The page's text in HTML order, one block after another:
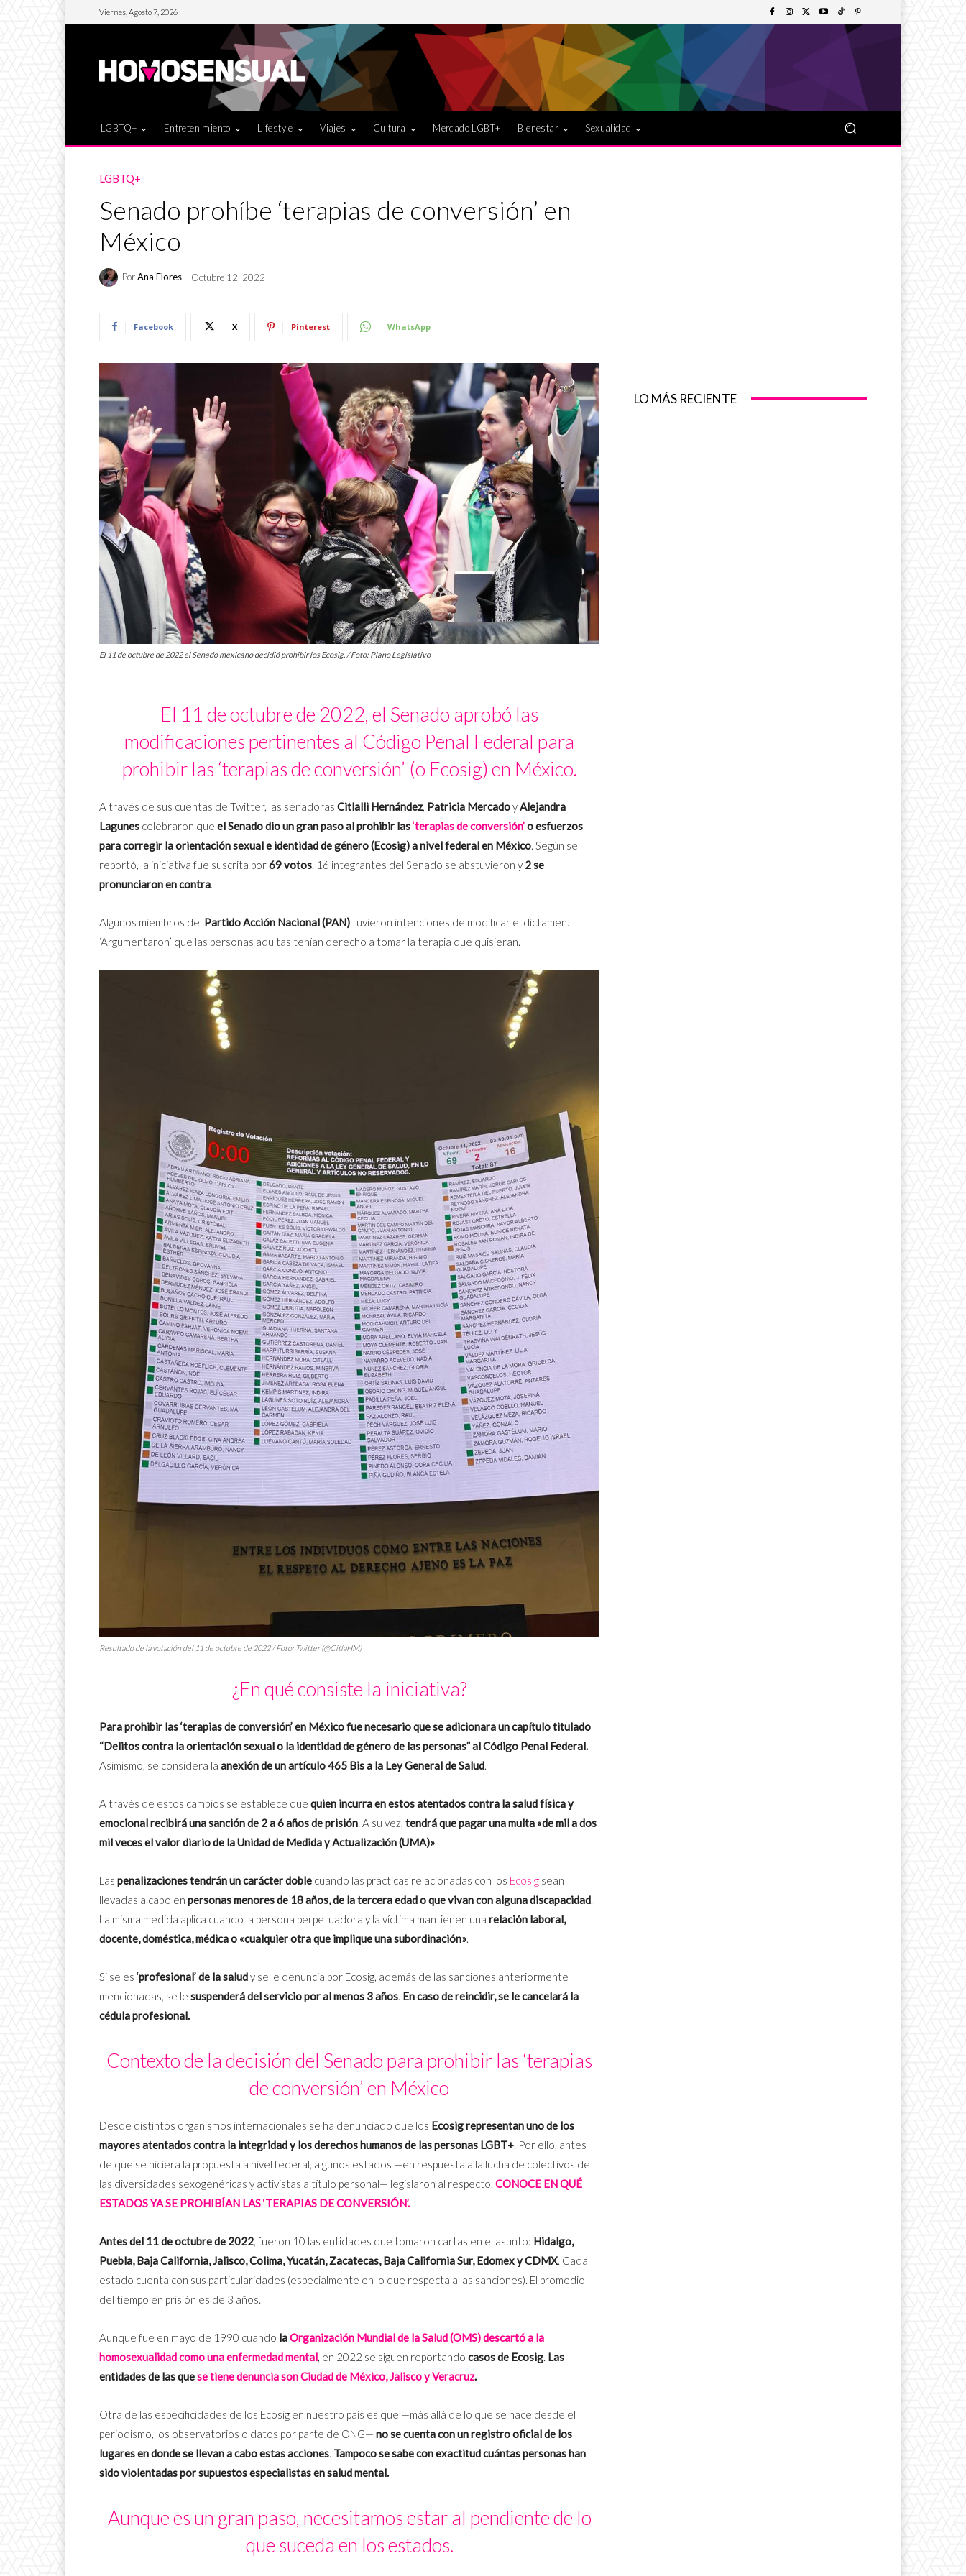
Viernes, Agosto 7, 2026
LGBTQ+ Entretenimiento Lifestyle Viajes Cultura Mercado LGBT+ Bienestar Sexualidad
LGBTQ+
Senado prohíbe ‘terapias de conversión’ en
México
PorAna Flores Octubre 12, 2022
Facebook X Pinterest WhatsApp
El 11 de octubre de 2022 el Senado mexicano decidió prohibir los Ecosig. / Foto: Plano Legislativo
El 11 de octubre de 2022, el Senado aprobó las
modificaciones pertinentes al Código Penal Federal para
prohibir las ‘terapias de conversión’ (o Ecosig) en México.
A través de sus cuentas de Twitter, las senadoras Citlalli Hernández, Patricia MercadoyAlejandra
Lagunes celebraron que el Senado dio un gran paso al prohibir las‘terapias de conversión’o esfuerzos
para corregir la orientación sexual e identidad de género (Ecosig) a nivel federal en México. Según se
reportó, la iniciativa fue suscrita por69 votos. 16 integrantes del Senado se abstuvieron y 2 se
pronunciaron en contra.
Algunos miembros del Partido Acción Nacional (PAN) tuvieron intenciones de modificar el dictamen.
‘Argumentaron’ que las personas adultas tenían derecho a tomar la terapia que quisieran.
Resultado de la votación del 11 de octubre de 2022 / Foto: Twitter (@CitlaHM)
¿En qué consiste la iniciativa?
Para prohibir las ‘terapias de conversión’ en México fue necesario que se adicionara un capítulo titulado
“Delitos contra la orientación sexual o la identidad de género de las personas” al Código Penal Federal.
Asimismo, se considera la anexión de un artículo 465 Bis a la Ley General de Salud.
A través de estos cambios se establece que quien incurra en estos atentados contra la salud física y
emocional recibirá una sanción de 2 a 6 años de prisión. A su vez, tendrá que pagar una multa «de mil a dos
mil veces el valor diario de la Unidad de Medida y Actualización (UMA)».
Las penalizaciones tendrán un carácter doble cuando las prácticas relacionadas con los Ecosig sean
llevadas a cabo en personas menores de 18 años, de la tercera edad o que vivan con alguna discapacidad.
La misma medida aplica cuando la persona perpetuadora y la víctima mantienen una relación laboral,
docente, doméstica, médica o «cualquier otra que implique una subordinación».
Si se es ‘profesional’ de la saludy se le denuncia por Ecosig, además de las sanciones anteriormente
mencionadas, se le suspenderá del servicio por al menos 3 años. En caso de reincidir, se le cancelará la
cédula profesional.
Contexto de la decisión del Senado para prohibir las ‘terapias
de conversión’ en México
Desde distintos organismos internacionales se ha denunciado que los Ecosig representan uno de los
mayores atentados contra la integridad y los derechos humanos de las personas LGBT+. Por ello, antes
de que se hiciera la propuesta a nivel federal, algunos estados —en respuesta a la lucha de colectivos de
las diversidades sexogenéricas y activistas a título personal— legislaron al respecto. CONOCE EN QUÉ
ESTADOS YA SE PROHIBÍAN LAS ‘TERAPIAS DE CONVERSIÓN’.
Antes del 11 de octubre de 2022, fueron 10 las entidades que tomaron cartas en el asunto: Hidalgo,
Puebla, Baja California, Jalisco, Colima, Yucatán, Zacatecas, Baja California Sur, Edomex y CDMX. Cada
estado cuenta con sus particularidades (especialmente en lo que respecta a las sanciones). El promedio
del tiempo en prisión es de 3 años.
Aunque fue en mayo de 1990 cuando laOrganización Mundial de la Salud (OMS) descartó a la
homosexualidad como una enfermedad mental, en 2022 se siguen reportando casos de Ecosig. Las
entidades de las quese tiene denuncia son Ciudad de México, Jalisco y Veracruz.
Otra de las especificidades de los Ecosig en nuestro país es que —más allá de lo que se hace desde el
periodismo, los observatorios o datos por parte de ONG— no se cuenta con un registro oficial de los
lugares en donde se llevan a cabo estas acciones. Tampoco se sabe con exactitud cuántas personas han
sido violentadas por supuestos especialistas en salud mental.
Aunque es un gran paso, necesitamos estar al pendiente de lo
que suceda en los estados.
LO MÁS RECIENTE